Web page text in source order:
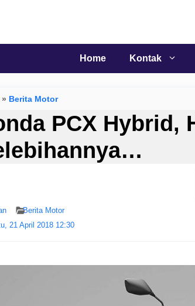
Home Kontak
» Berita Motor
PCX Hybrid,
Berita Motor
21 April 2018 12:30